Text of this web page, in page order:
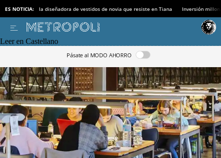
ES NOTICIA: la diseñadora de vestidos de novia que resiste en Tiana Inversión
Leer en Castellano
Pásate al MODO AHORRO